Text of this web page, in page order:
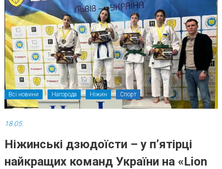
Всі новини Нагорода Ніжин Спорт
18.05.
Ніжинські дзюдоїсти – у п’ятірці
найкращих команд України на «Lion